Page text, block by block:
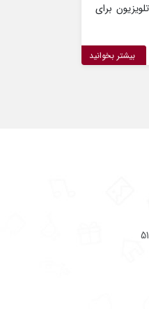
برای
بیشتر بخوانید